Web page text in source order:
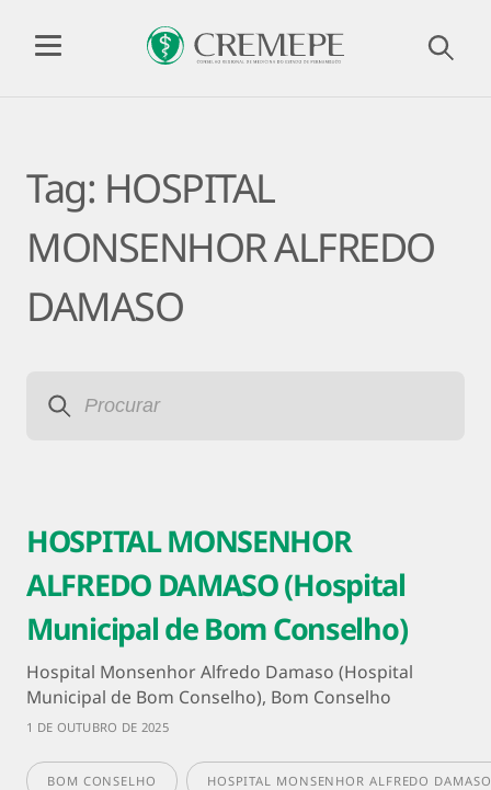
Tag: HOSPITAL
MONSENHOR ALFREDO
DAMASO
HOSPITAL MONSENHOR
ALFREDO DAMASO (Hospital
Municipal de Bom Conselho)
Hospital Monsenhor Alfredo Damaso (Hospital
Municipal de Bom Conselho), Bom Conselho
1 DE OUTUBRO DE 2025
BOM CONSELHO HOSPITAL MONSENHOR ALFREDO DAMASO